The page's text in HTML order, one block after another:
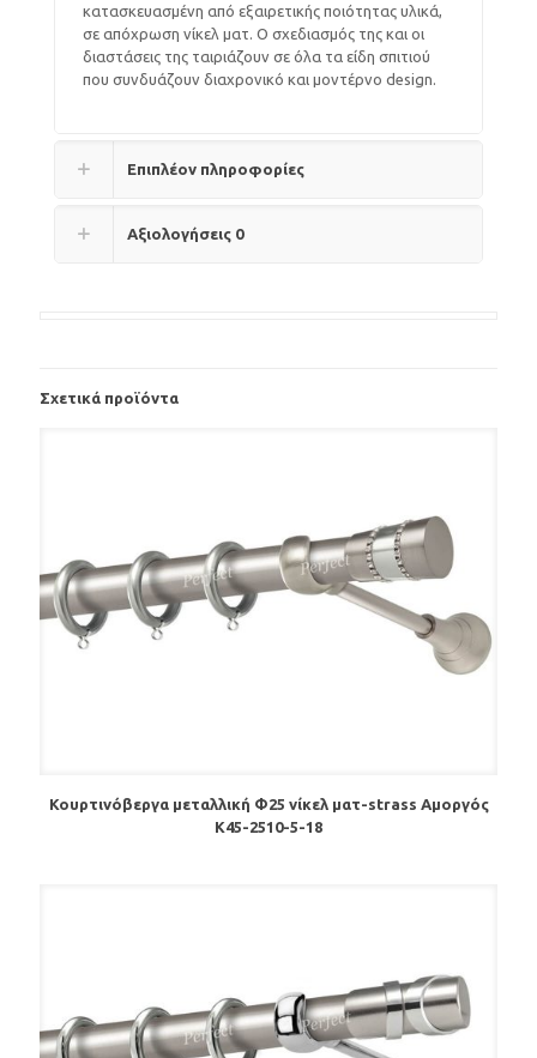
κατασκευασμένη από εξαιρετικής ποιότητας υλικά,
σε απόχρωση νίκελ ματ. Ο σχεδιασμός της και οι
διαστάσεις της ταιριάζουν σε όλα τα είδη σπιτιού
που συνδυάζουν διαχρονικό και μοντέρνο design.
Επιπλέον πληροφορίες
Αξιολογήσεις 0
Σχετικά προϊόντα
Κουρτινόβεργα μεταλλική Φ25 νίκελ ματ-strass Αμοργός
Κ45-2510-5-18